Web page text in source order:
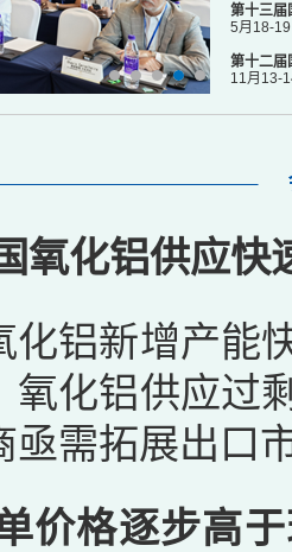
第十三届
5月18-
第十二届
11月13-
氧化铝供应快
化铝新增产能
氧化铝供应过
亟需拓展出口
价格逐步高